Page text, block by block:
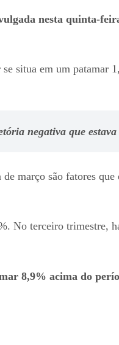
nesta quinta-
situa em um patamar
negativa que
março são fatores
No terceiro trimestre,
8,9% acima do